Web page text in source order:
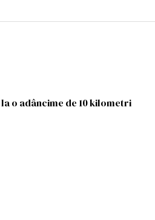
la o adâncime de 10 kilometri